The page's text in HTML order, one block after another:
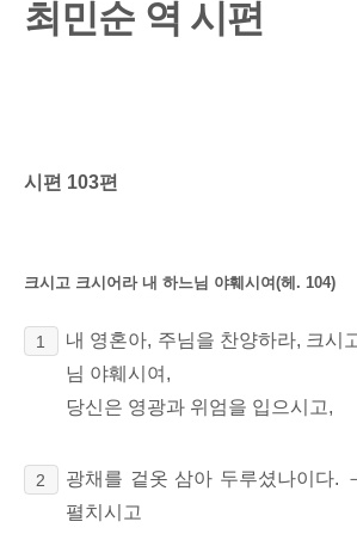
최민순 역 시편
시편 103편
크시고 크시어라 내 하느님 야훼시여(헤. 104)
1
내 영혼아, 주님을 찬양하라, 크시
님 야훼시여,
당신은 영광과 위엄을 입으시고,
2
광채를 겉옷 삼아 두루셨나이다.
펼치시고